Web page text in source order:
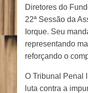
Diretores do
22ª Sessão da
Iorque. Seu
representando
reforçando o
O Tribunal Penal
luta contra a